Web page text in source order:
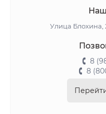
Улица Блохина,
8
8